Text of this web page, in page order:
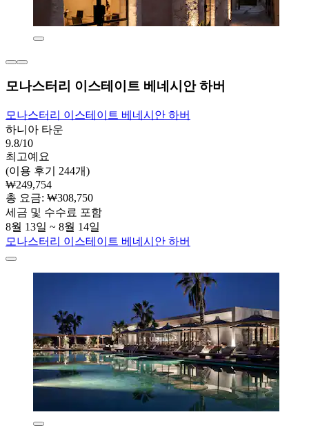
모나스터리 이스테이트 베네시안 하버
모나스터리 이스테이트 베네시안 하버
하니아 타운
9.8/10
최고예요
(이용 후기 244개)
₩249,754
총 요금: ₩308,750
세금 및 수수료 포함
8월 13일 ~ 8월 14일
모나스터리 이스테이트 베네시안 하버